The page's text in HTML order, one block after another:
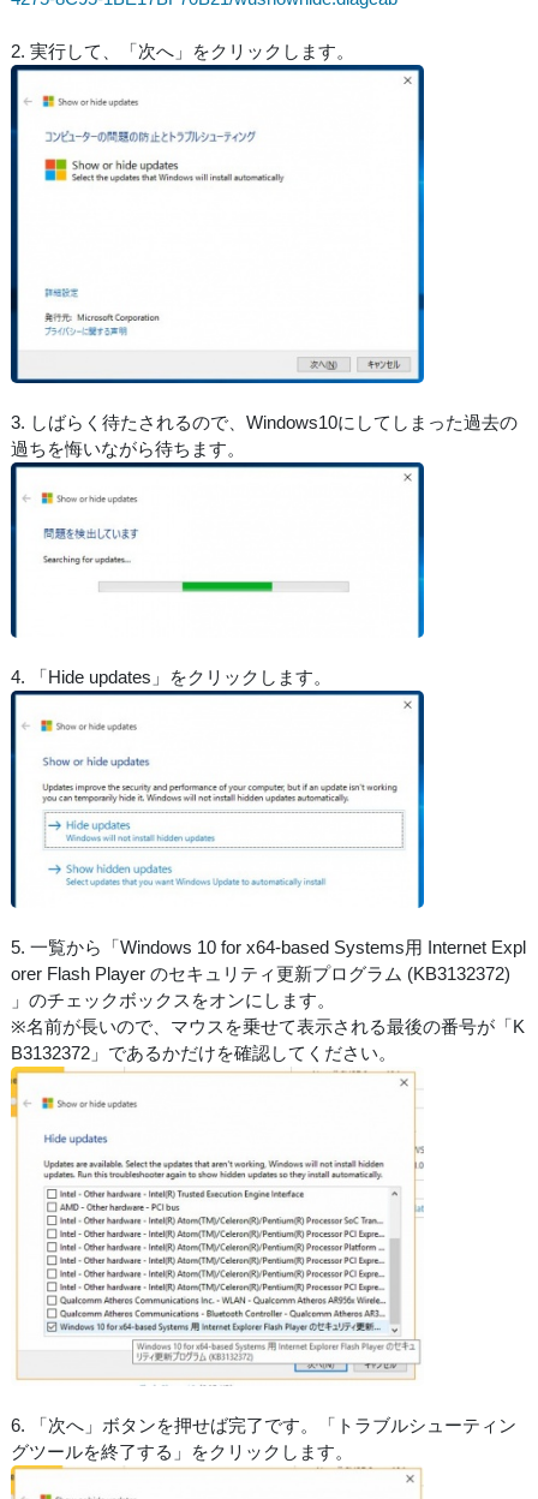
2. 実行して、「次へ」をクリックします。
3. しばらく待たされるので、Windows10にしてしまった過去の
過ちを悔いながら待ちます。
4. 「Hide updates」をクリックします。
5. 一覧から「Windows 10 for x64-based Systems用 Internet Expl
orer Flash Player のセキュリティ更新プログラム (KB3132372)
」のチェックボックスをオンにします。
※名前が長いので、マウスを乗せて表示される最後の番号が「K
B3132372」であるかだけを確認してください。
6. 「次へ」ボタンを押せば完了です。「トラブルシューティン
グツールを終了する」をクリックします。